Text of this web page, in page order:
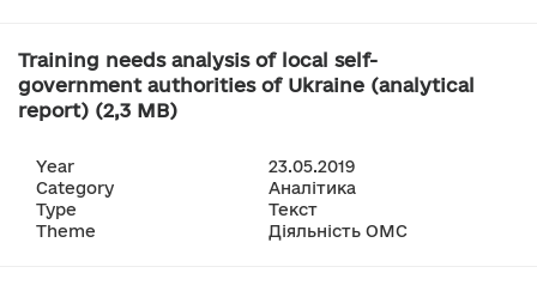
Training needs analysis of local self-
government authorities of Ukraine (analytical
report) (2,3 MB)
Year
23.05.2019
Category
Аналітика
Type
Текст
Theme
Діяльність ОМС